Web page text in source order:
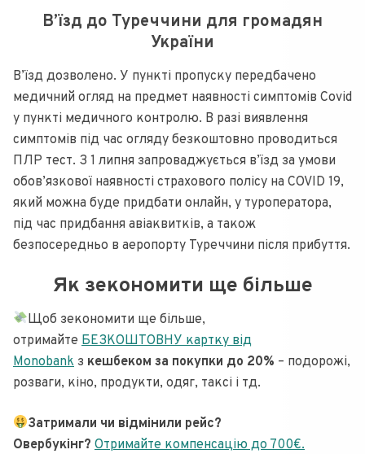
В’їзд до Туреччини для громадян
України
В’їзд дозволено. У пункті пропуску передбачено
медичний огляд на предмет наявності симптомів Covid
у пункті медичного контролю. В разі виявлення
симптомів під час огляду безкоштовно проводиться
ПЛР тест. З 1 липня запроваджується в’їзд за умови
обов’язкової наявності страхового полісу на COVID 19,
який можна буде придбати онлайн, у туроператора,
під час придбання авіаквитків, а також
безпосередньо в аеропорту Туреччини після прибуття.
Як зекономити ще більше
Щоб зекономити ще більше,
отримайте БЕЗКОШТОВНУ картку від
Monobank з кешбеком за покупки до 20% – подорожі,
розваги, кіно, продукти, одяг, таксі і тд.
Затримали чи відмінили рейс?
Овербукінг? Отримайте компенсацію до 700€.